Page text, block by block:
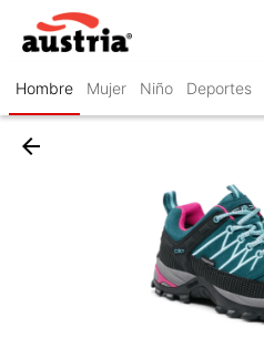
Hombre Mujer Niño Deportes
arrow_back